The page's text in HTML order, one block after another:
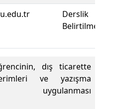
Derslik
dış ticarette
ve yazışma
uygulanması